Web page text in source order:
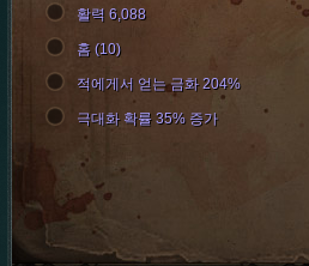
활력 6,088
홈 (10)
적에게서 얻는 금화 204%
극대화 확률 35% 증가